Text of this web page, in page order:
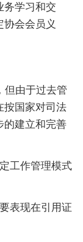
务学习和交
会会员义
由于过去管
按国家对司法
的建立和完善
工作管理模式
表现在引用证